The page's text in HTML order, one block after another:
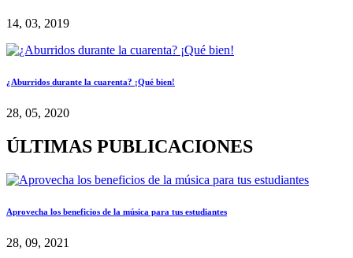
14, 03, 2019
¿Aburridos durante la cuarenta? ¡Qué bien!
28, 05, 2020
ÚLTIMAS PUBLICACIONES
Aprovecha los beneficios de la música para tus estudiantes
28, 09, 2021